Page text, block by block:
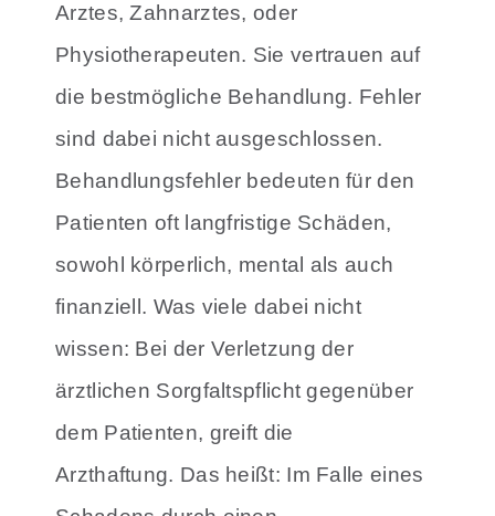
Arztes, Zahnarztes, oder
Physiotherapeuten. Sie vertrauen auf
die bestmögliche Behandlung. Fehler
sind dabei nicht ausgeschlossen.
Behandlungsfehler bedeuten für den
Patienten oft langfristige Schäden,
sowohl körperlich, mental als auch
finanziell. Was viele dabei nicht
wissen: Bei der Verletzung der
ärztlichen Sorgfaltspflicht gegenüber
dem Patienten, greift die
Arzthaftung. Das heißt: Im Falle eines